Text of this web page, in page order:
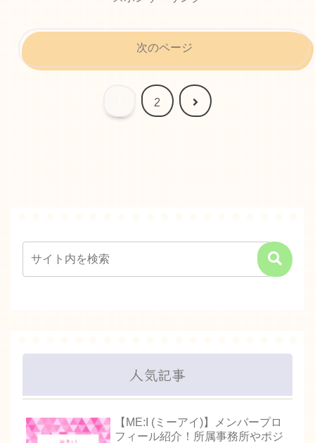
次のページ
2
次
人気記事
【ME:I (ミーアイ)】メンバープロ
フィール紹介！所属事務所やポジ